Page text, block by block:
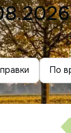
По